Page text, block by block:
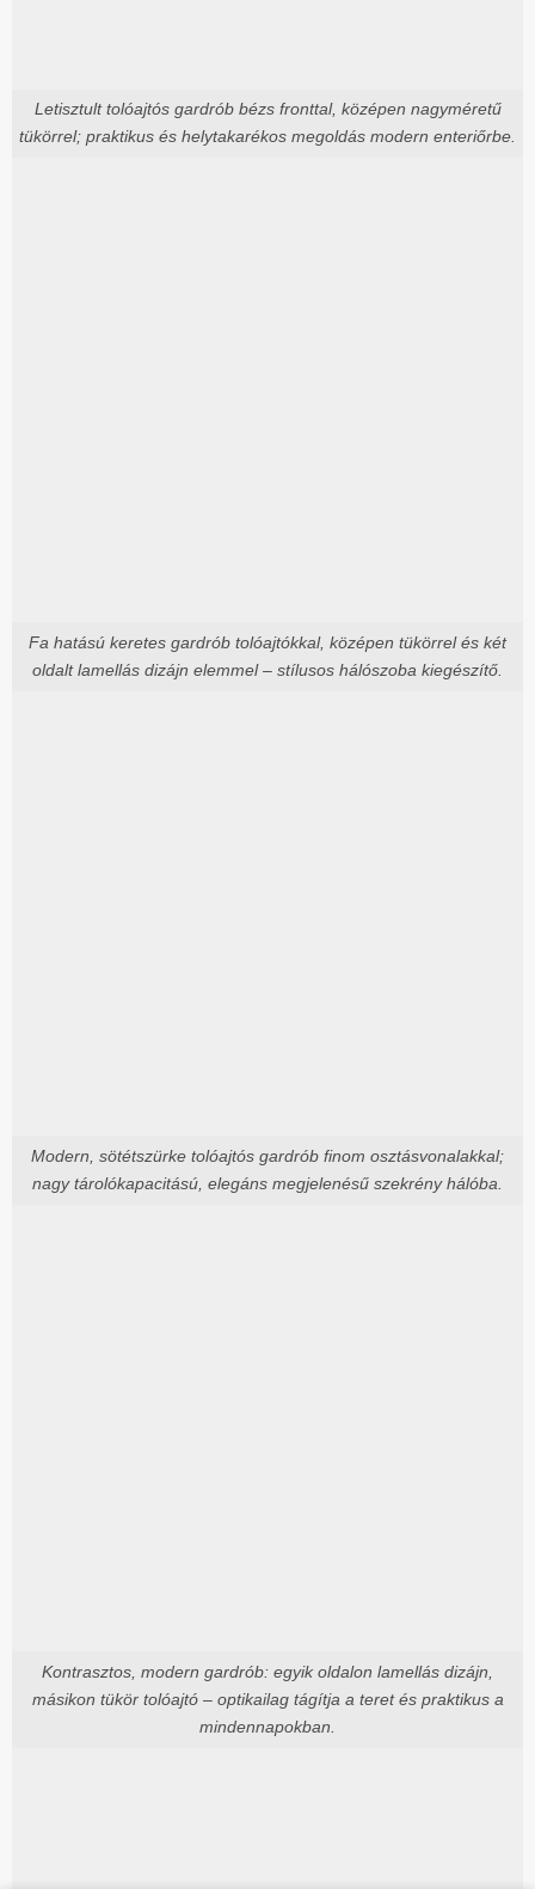
Letisztult tolóajtós gardrób bézs fronttal, középen nagyméretű
tükörrel; praktikus és helytakarékos megoldás modern enteriőrbe.
Fa hatású keretes gardrób tolóajtókkal, középen tükörrel és két
oldalt lamellás dizájn elemmel – stílusos hálószoba kiegészítő.
Modern, sötétszürke tolóajtós gardrób finom osztásvonalakkal;
nagy tárolókapacitású, elegáns megjelenésű szekrény hálóba.
Kontrasztos, modern gardrób: egyik oldalon lamellás dizájn,
másikon tükör tolóajtó – optikailag tágítja a teret és praktikus a
mindennapokban.